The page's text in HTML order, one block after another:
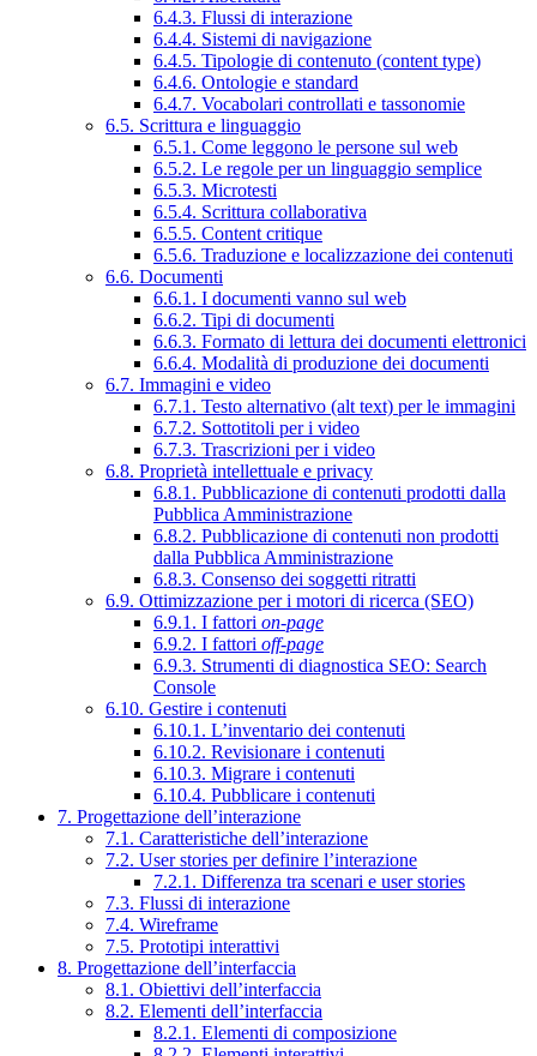
6.4.3. Flussi di interazione
6.4.4. Sistemi di navigazione
6.4.5. Tipologie di contenuto (content type)
6.4.6. Ontologie e standard
6.4.7. Vocabolari controllati e tassonomie
6.5. Scrittura e linguaggio
6.5.1. Come leggono le persone sul web
6.5.2. Le regole per un linguaggio semplice
6.5.3. Microtesti
6.5.4. Scrittura collaborativa
6.5.5. Content critique
6.5.6. Traduzione e localizzazione dei contenuti
6.6. Documenti
6.6.1. I documenti vanno sul web
6.6.2. Tipi di documenti
6.6.3. Formato di lettura dei documenti elettronici
6.6.4. Modalità di produzione dei documenti
6.7. Immagini e video
6.7.1. Testo alternativo (alt text) per le immagini
6.7.2. Sottotitoli per i video
6.7.3. Trascrizioni per i video
6.8. Proprietà intellettuale e privacy
6.8.1. Pubblicazione di contenuti prodotti dalla
Pubblica Amministrazione
6.8.2. Pubblicazione di contenuti non prodotti
dalla Pubblica Amministrazione
6.8.3. Consenso dei soggetti ritratti
6.9. Ottimizzazione per i motori di ricerca (SEO)
6.9.1. I fattori on-page
6.9.2. I fattori off-page
6.9.3. Strumenti di diagnostica SEO: Search
Console
6.10. Gestire i contenuti
6.10.1. L’inventario dei contenuti
6.10.2. Revisionare i contenuti
6.10.3. Migrare i contenuti
6.10.4. Pubblicare i contenuti
7. Progettazione dell’interazione
7.1. Caratteristiche dell’interazione
7.2. User stories per definire l’interazione
7.2.1. Differenza tra scenari e user stories
7.3. Flussi di interazione
7.4. Wireframe
7.5. Prototipi interattivi
8. Progettazione dell’interfaccia
8.1. Obiettivi dell’interfaccia
8.2. Elementi dell’interfaccia
8.2.1. Elementi di composizione